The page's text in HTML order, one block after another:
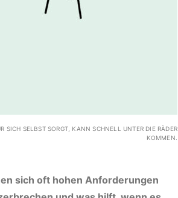
SICH SELBST SORGT, KANN SCHNELL UNTER DIE RÄDER
KOMMEN.
sich oft hohen Anforderungen